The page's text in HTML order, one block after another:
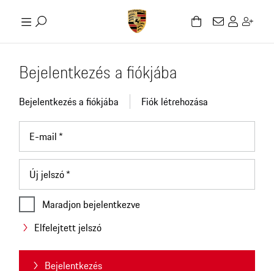
Bejelentkezés a fiókjába
Bejelentkezés a fiókjába Fiók létrehozása
E-mail
Új jelszó
Maradjon bejelentkezve
Elfelejtett jelszó
Bejelentkezés